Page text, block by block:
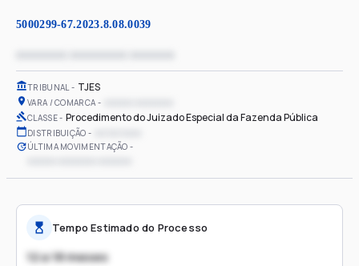
5000299-67.2023.8.08.0039
TRIBUNAL TJES
VARA / COMARCA
CLASSE Procedimento do Juizado Especial da Fazenda Pública
DISTRIBUIÇÃO
ÚLTIMA MOVIMENTAÇÃO
Tempo Estimado do Processo
12 a 18 meses